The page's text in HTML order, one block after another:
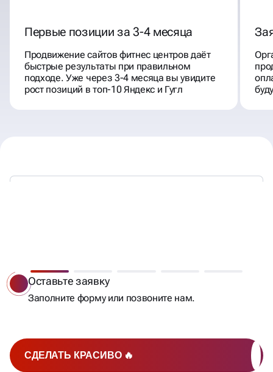
Первые позиции за 3-4 месяца
Продвижение сайтов фитнес центров даёт
быстрые результаты при правильном
подходе. Уже через 3-4 месяца вы увидите
рост позиций в топ-10 Яндекс и Гугл
СДЕЛАТЬ КРАСИВО 🔥
Оставьте заявку
Заполните форму или позвоните нам.